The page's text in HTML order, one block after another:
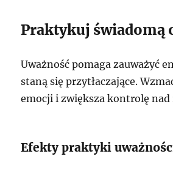
Praktykuj świadomą
Uważność pomaga zauważyć
staną się przytłaczające.
emocji i zwiększa kontrolę nad
Efekty praktyki